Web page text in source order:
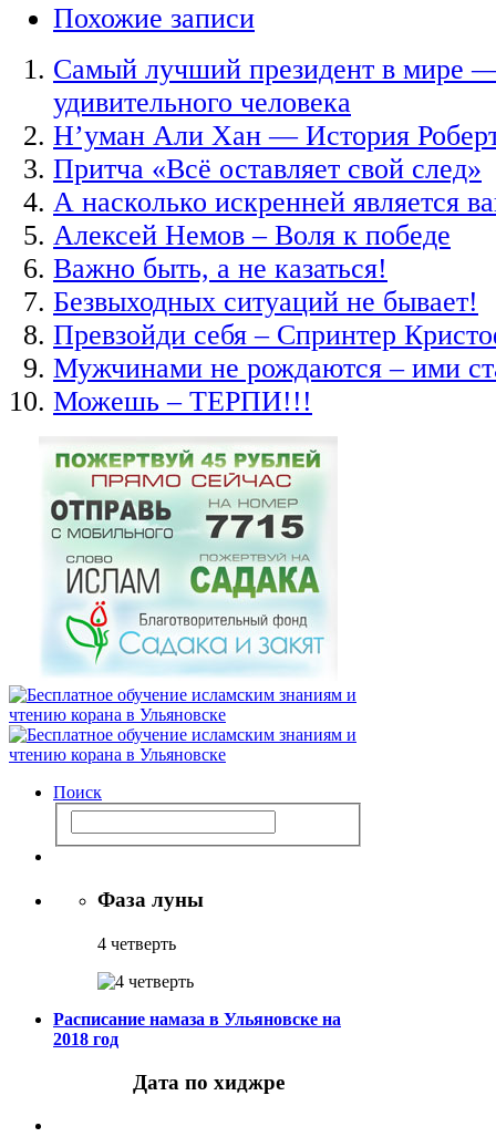
Похожие записи
Самый лучший президент в мире
удивительного человека
Н’уман Али Хан — История
Притча «Всё оставляет свой след»
А насколько искренней является
Алексей Немов – Воля к победе
Важно быть, а не казаться!
Безвыходных ситуаций не бывает!
Превзойди себя – Спринтер
Мужчинами не рождаются – ими
Можешь – ТЕРПИ!!!
Поиск
Фаза луны
4 четверть
Расписание намаза в Ульяновске на
2018 год
Дата по хиджре